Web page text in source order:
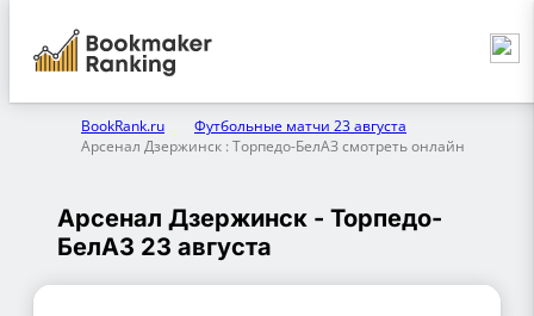
BookRank.ru
Футбольные матчи 23 августа
Арсенал Дзержинск : Торпедо-БелАЗ смотреть онлайн
Арсенал Дзержинск - Торпедо-
БелАЗ 23 августа